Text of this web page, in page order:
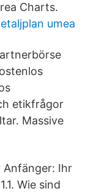
Charts.
umea
etikfrågor
Massive
Anfänger: Ihr
Wie sind